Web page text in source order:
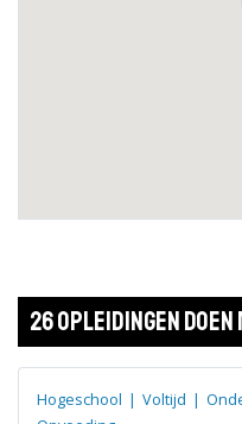
26 opleidingen
Hogeschool | Voltijd |